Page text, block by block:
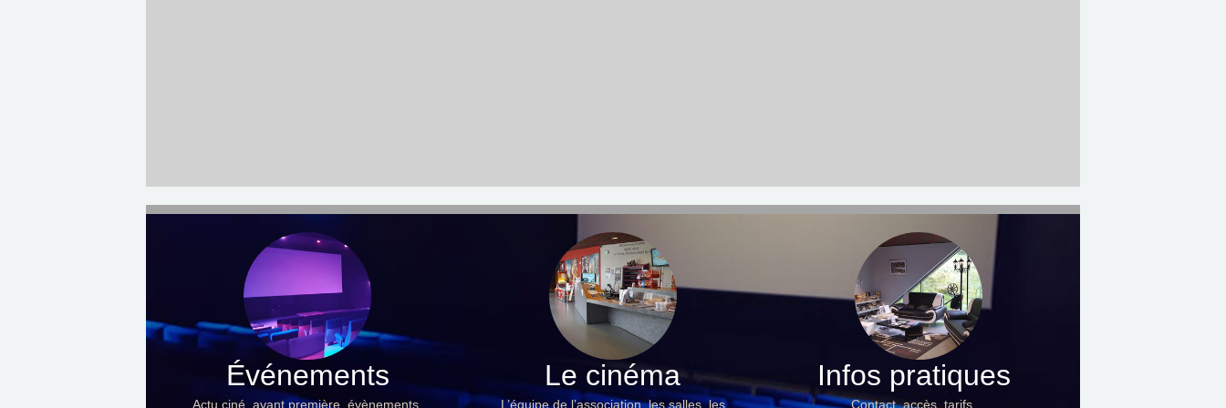
Événements
Actu ciné, avant première, évènements,
Le cinéma
L’équipe de l’association, les salles, les
Infos pratiques
Contact, accès, tarifs…